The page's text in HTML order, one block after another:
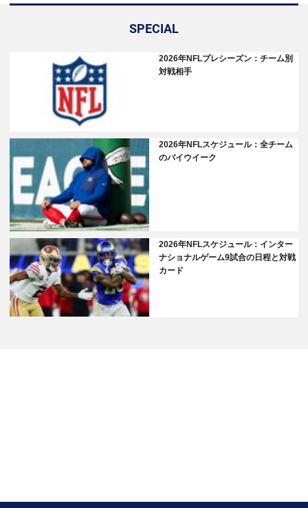
SPECIAL
2026年NFLプレシーズン：チーム別
対戦相手
2026年NFLスケジュール：全チーム
のバイウイーク
2026年NFLスケジュール：インター
ナショナルゲーム9試合の日程と対戦
カード